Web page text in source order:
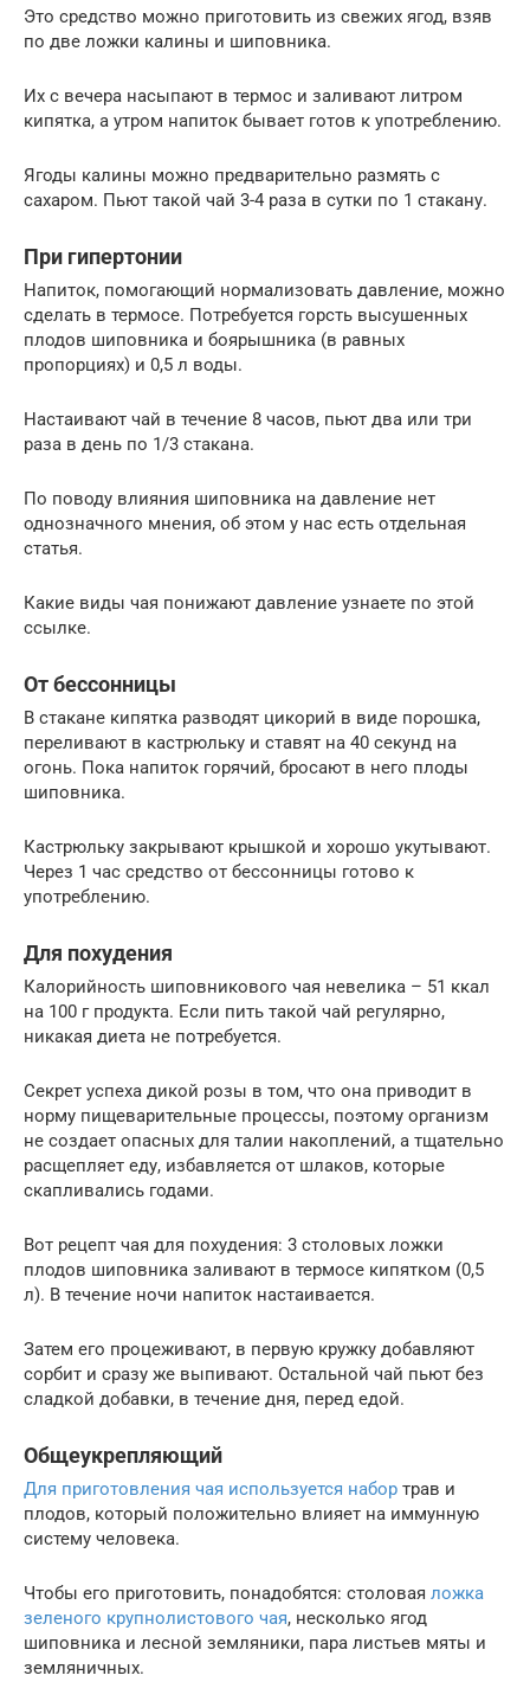
Это средство можно приготовить из свежих ягод, взяв
по две ложки калины и шиповника.
Их с вечера насыпают в термос и заливают литром
кипятка, а утром напиток бывает готов к употреблению.
Ягоды калины можно предварительно размять с
сахаром. Пьют такой чай 3-4 раза в сутки по 1 стакану.
При гипертонии
Напиток, помогающий нормализовать давление, можно
сделать в термосе. Потребуется горсть высушенных
плодов шиповника и боярышника (в равных
пропорциях) и 0,5 л воды.
Настаивают чай в течение 8 часов, пьют два или три
раза в день по 1/3 стакана.
По поводу влияния шиповника на давление нет
однозначного мнения, об этом у нас есть отдельная
статья.
Какие виды чая понижают давление узнаете по этой
ссылке.
От бессонницы
В стакане кипятка разводят цикорий в виде порошка,
переливают в кастрюльку и ставят на 40 секунд на
огонь. Пока напиток горячий, бросают в него плоды
шиповника.
Кастрюльку закрывают крышкой и хорошо укутывают.
Через 1 час средство от бессонницы готово к
употреблению.
Для похудения
Калорийность шиповникового чая невелика – 51 ккал
на 100 г продукта. Если пить такой чай регулярно,
никакая диета не потребуется.
Секрет успеха дикой розы в том, что она приводит в
норму пищеварительные процессы, поэтому организм
не создает опасных для талии накоплений, а тщательно
расщепляет еду, избавляется от шлаков, которые
скапливались годами.
Вот рецепт чая для похудения: 3 столовых ложки
плодов шиповника заливают в термосе кипятком (0,5
л). В течение ночи напиток настаивается.
Затем его процеживают, в первую кружку добавляют
сорбит и сразу же выпивают. Остальной чай пьют без
сладкой добавки, в течение дня, перед едой.
Общеукрепляющий
Для приготовления чая используется набор трав и
плодов, который положительно влияет на иммунную
систему человека.
Чтобы его приготовить, понадобятся: столовая ложка
зеленого крупнолистового чая, несколько ягод
шиповника и лесной земляники, пара листьев мяты и
земляничных.